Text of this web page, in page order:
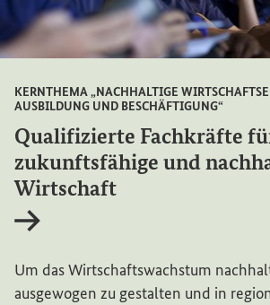
KERNTHEMA „NACHHALTIGE
AUSBILDUNG UND BESCHÄFTIGUNG“
Qualifizierte Fachkräfte
zukunftsfähige und
Wirtschaft
Um das Wirtschaftswachstum
ausgewogen zu gestalten und in